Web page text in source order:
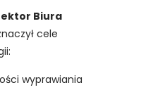
Biura
cele
wyprawiania